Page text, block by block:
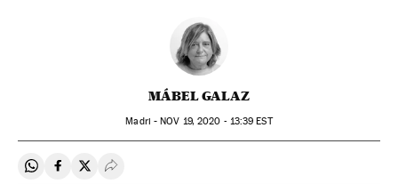
MÁBEL GALAZ
Madri -NOV 19, 2020 - 13:39 EST
Compartir en Whatsapp
Compartir en Facebook
Compartir en Twitter
Desplegar Redes Sociales